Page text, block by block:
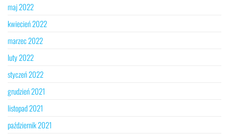
maj 2022
kwiecień 2022
marzec 2022
luty 2022
styczeń 2022
grudzień 2021
listopad 2021
październik 2021